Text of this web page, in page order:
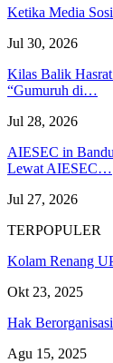
Ketika Media
Jul 30, 2026
Kilas Balik Hasrat
“Gumuruh di…
Jul 28, 2026
AIESEC in
Lewat AIESEC…
Jul 27, 2026
TERPOPULER
Kolam Renang
Okt 23, 2025
Hak
Agu 15, 2025